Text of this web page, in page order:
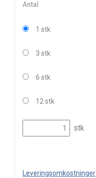
Antal
1 stk
3 stk
6 stk
12 stk
stk
Leveringsomkostninger